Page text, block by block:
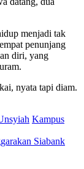
menjadi tak
penunjang
diri, yang
nyata tapi diam.
Kampus
Siabank